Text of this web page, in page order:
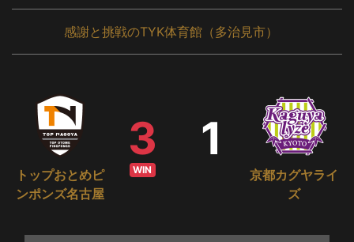
感謝と挑戦のTYK体育館（多治見市）
トップおとめピ
ンポンズ名古屋
3
WIN
京都カグヤライ
ズ
1